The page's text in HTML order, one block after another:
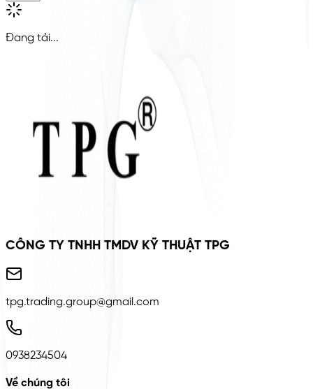
Đang tải...
CÔNG TY TNHH TMDV KỸ THUẬT TPG
tpg.trading.group@gmail.com
0938234504
Về chúng tôi